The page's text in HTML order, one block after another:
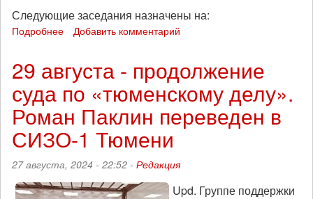
Следующие заседания назначены на:
Подробнее
«тюменскому
делу»
Добавить комментарий
29 августа - продолжение
суда по «тюменскому делу».
Роман Паклин переведен в
СИЗО-1 Тюмени
27 августа, 2024 - 22:52 - Редакция
Upd. Группе поддержки